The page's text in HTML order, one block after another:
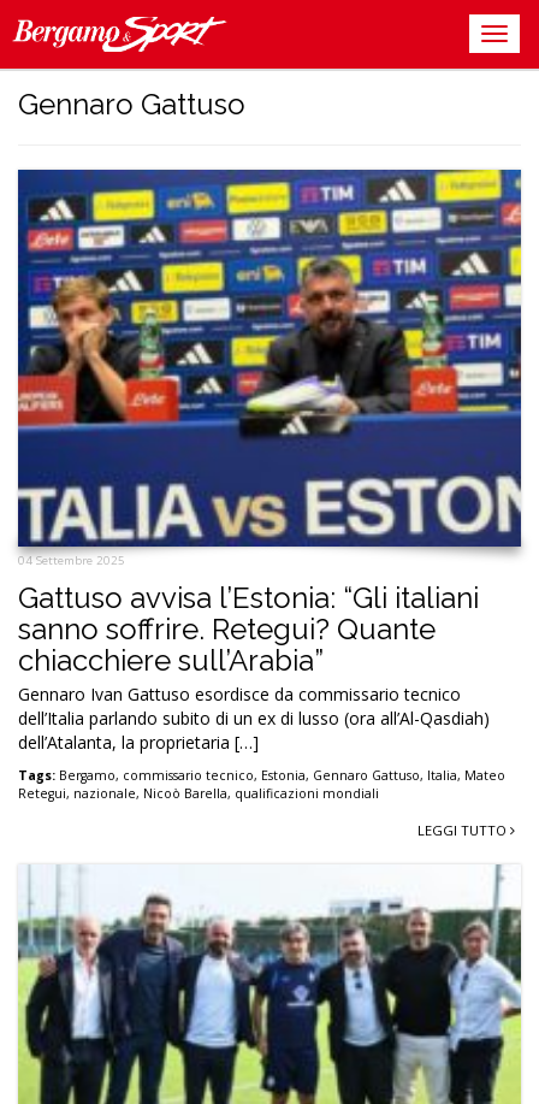
Gennaro Gattuso
04 Settembre 2025
Gattuso avvisa l’Estonia: “Gli italiani
sanno soffrire. Retegui? Quante
chiacchiere sull’Arabia”
Gennaro Ivan Gattuso esordisce da commissario tecnico
dell’Italia parlando subito di un ex di lusso (ora all’Al-Qasdiah)
dell’Atalanta, la proprietaria […]
Tags: Bergamo, commissario tecnico, Estonia, Gennaro Gattuso, Italia, Mateo
Retegui, nazionale, Nicoò Barella, qualificazioni mondiali
LEGGI TUTTO